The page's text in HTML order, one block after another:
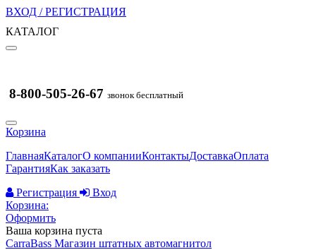
ВХОД / РЕГИСТРАЦИЯ
КАТАЛОГ
8-800-505-26-67 звонок бесплатный
Корзина
ГлавнаяКаталогО компанииКонтактыДоставкаОплата
ГарантияКак заказать
Регистрация
Вход
Корзина:
Оформить
Ваша корзина пуста
CarraBass Магазин штатных автомагнитол